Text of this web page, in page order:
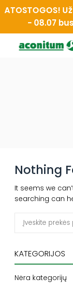
Skip
toATOSTOGOS!
- 08.07
Nothing
It seems we
searching can
KATEGORIJOS
Nėra kategorijų